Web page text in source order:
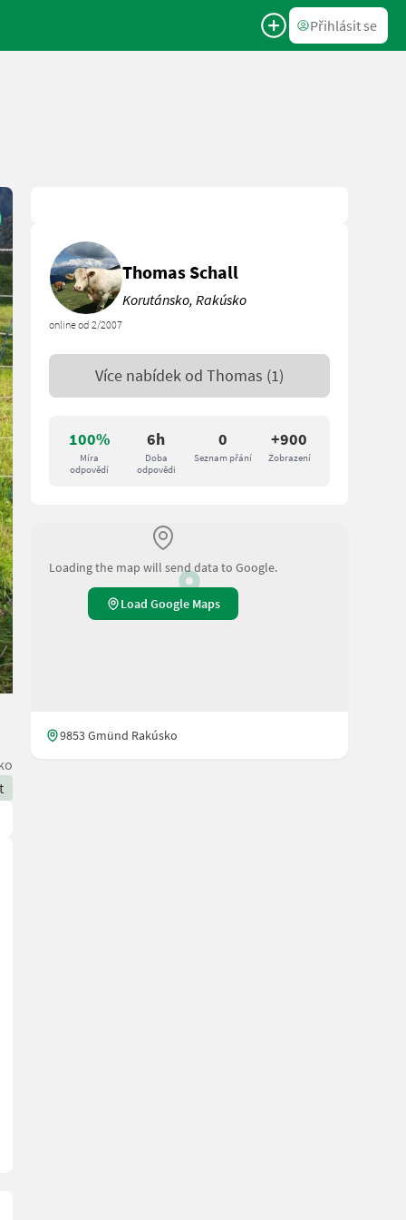
Přihlásit se
100%
Míra
odpovědí
6h
Doba
odpovědi
0
Seznam přání
+900
Zobrazení
online od 2/2007
Thomas Schall
Korutánsko, Rakúsko
Více nabídek od Thomas (1)
Loading the map will send data to Google.
Load Google Maps
9853 Gmünd Rakúsko